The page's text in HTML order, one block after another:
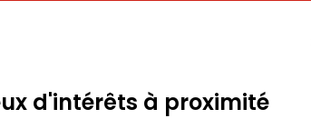
d'intérêts à proximité